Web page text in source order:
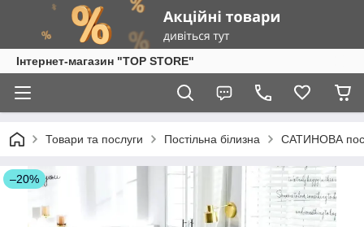
Інтернет-магазин "TOP STORE"
Товари та послуги Постільна білизна САТИНОВА
–20%